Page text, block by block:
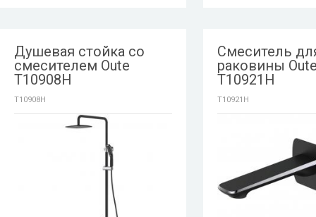
Душевая стойка со
смесителем Oute
T10908H
T10908H
Смеситель
раковины
T10921H
T10921H